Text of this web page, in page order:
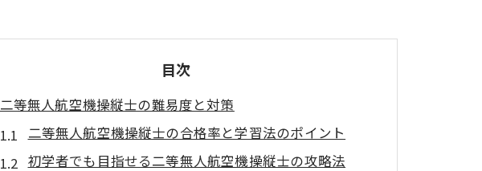
目次
二等無人航空機操縦士の難易度と対策
二等無人航空機操縦士の合格率と学習法のポイント
初学者でも目指せる二等無人航空機操縦士の攻略法